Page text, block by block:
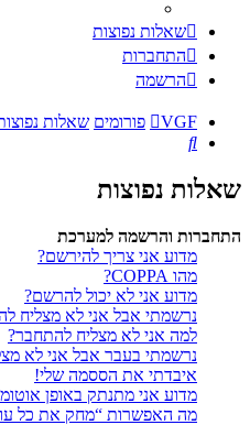
שאלות נפוצות
התחברות
הרשמה
VGF פורומים שאלות
חיפוש
שאלות נפוצות
התחברות והרשמה למערכת
מדוע אני צריך להירשם?
מהו COPPA?
מדוע אני לא יכול להרשם?
נרשמתי אבל אני לא מצליח
למה אני לא מצליח להתחבר?
נרשמתי בעבר אבל אני לא
איבדתי את הססמה שלי!
מדוע אני מתנתק באופן
מה האפשרות “מחק את כל